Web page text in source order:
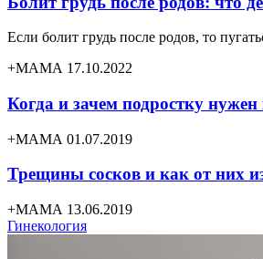
Если болит грудь после родов, то
+МАМА 17.10.2022
Когда и зачем подростку
+МАМА 01.07.2019
Трещины сосков и как от них
+МАМА 13.06.2019
Гинекология